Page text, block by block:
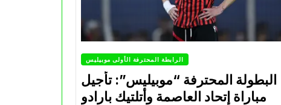
الرابطة المحترفة الأولى موبيليس
البطولة المحترفة “موبيليس”: تأجيل
مباراة إتحاد العاصمة وأتلتيك بارادو